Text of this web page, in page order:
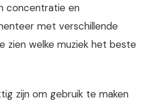
concentratie en
met verschillende
zien welke muziek het beste
zijn om gebruik te maken